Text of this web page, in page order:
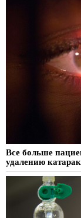
Все больше
удалению